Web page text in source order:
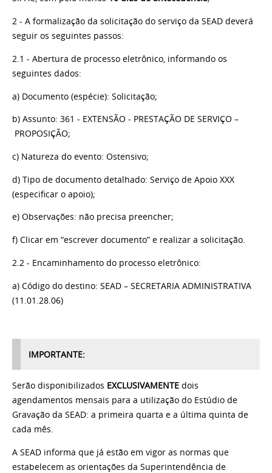
2 - A formalização da solicitação do serviço da SEAD deverá
seguir os seguintes passos:
2.1 - Abertura de processo eletrônico, informando os
seguintes dados:
a) Documento (espécie): Solicitação;
b) Assunto: 361 - EXTENSÃO - PRESTAÇÃO DE SERVIÇO –
PROPOSIÇÃO;
c) Natureza do evento: Ostensivo;
d) Tipo de documento detalhado: Serviço de Apoio XXX
(especificar o apoio);
e) Observações: não precisa preencher;
f) Clicar em “escrever documento” e realizar a solicitação.
2.2 - Encaminhamento do processo eletrônico:
a) Código do destino: SEAD – SECRETARIA ADMINISTRATIVA
(11.01.28.06)
IMPORTANTE:
Serão disponibilizados EXCLUSIVAMENTE dois
agendamentos mensais para a utilização do Estúdio de
Gravação da SEAD: a primeira quarta e a última quinta de
cada mês.
A SEAD informa que já estão em vigor as normas que
estabelecem as orientações da Superintendência de